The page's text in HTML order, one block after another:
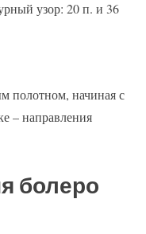
узор: 20 п. и 36
полотном, начиная с
– направления
болеро